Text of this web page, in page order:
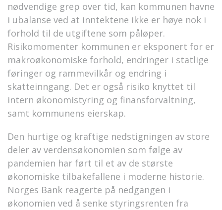
nødvendige grep over tid, kan kommunen havne
i ubalanse ved at inntektene ikke er høye nok i
forhold til de utgiftene som påløper.
Risikomomenter kommunen er eksponert for er
makroøkonomiske forhold, endringer i statlige
føringer og rammevilkår og endring i
skatteinngang. Det er også risiko knyttet til
intern økonomistyring og finansforvaltning,
samt kommunens eierskap.
Den hurtige og kraftige nedstigningen av store
deler av verdensøkonomien som følge av
pandemien har ført til et av de største
økonomiske tilbakefallene i moderne historie.
Norges Bank reagerte på nedgangen i
økonomien ved å senke styringsrenten fra